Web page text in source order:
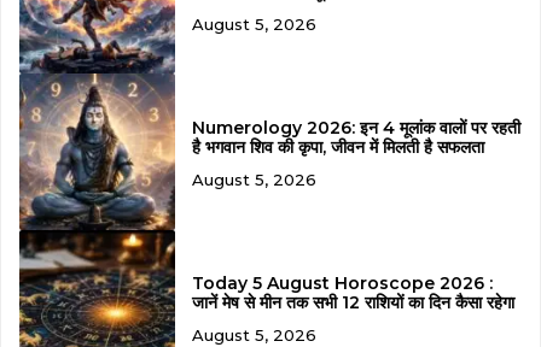
August 5, 2026
Numerology 2026: इन 4 मूलांक वालों पर रहती
है भगवान शिव की कृपा, जीवन में मिलती है सफलता
August 5, 2026
Today 5 August Horoscope 2026 :
जानें मेष से मीन तक सभी 12 राशियों का दिन कैसा रहेगा
August 5, 2026